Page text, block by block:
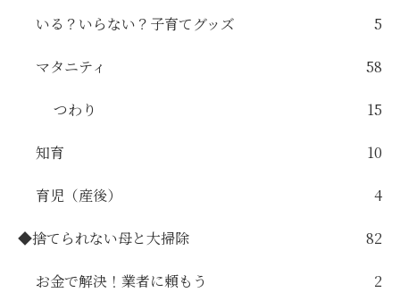
いる？いらない？子育てグッズ 5
マタニティ 58
つわり 15
知育 10
育児（産後） 4
◆捨てられない母と大掃除 82
お金で解決！業者に頼もう 2